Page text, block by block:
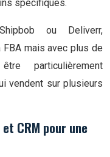
spécifiques.
ou Deliverr,
mais avec plus de
particulièrement
vendent sur plusieurs
CRM pour une